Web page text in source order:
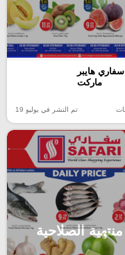
سفاري هايبر
ماركت
تم النشر في يوليو 19
منتهية الصلاحية